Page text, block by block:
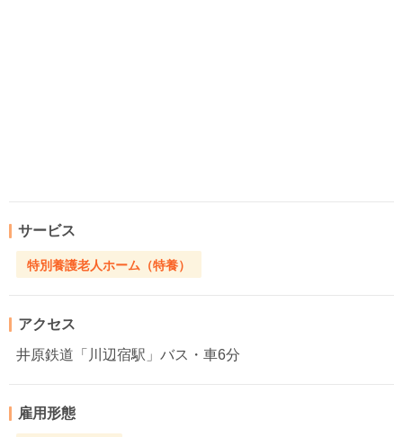
サービス
特別養護老人ホーム（特養）
アクセス
井原鉄道「川辺宿駅」バス・車6分
雇用形態